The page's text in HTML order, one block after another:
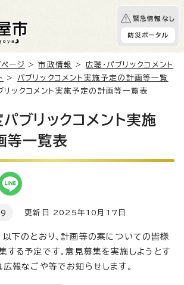
緊急情報なし
防災ポータル
ページ >市政情報 > 広聴・パブリックコメント
> パブリックコメント実施予定の計画等一覧
ックコメント実施予定の計画等一覧表
ブリックコメント実施
等一覧表
更新日 2025年10月17日
下のとおり、計画等の案についての皆様
する予定です。意見募集を実施しようとす
広報なごや等でお知らせします。